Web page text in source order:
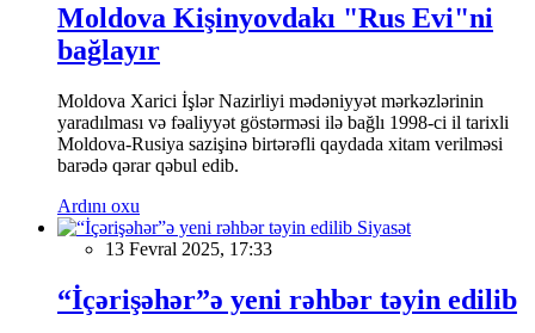
Moldova Kişinyovdakı "Rus Evi"ni
bağlayır
Moldova Xarici İşlər Nazirliyi mədəniyyət mərkəzlərinin
yaradılması və fəaliyyət göstərməsi ilə bağlı 1998-ci il tarixli
Moldova-Rusiya sazişinə birtərəfli qaydada xitam verilməsi
barədə qərar qəbul edib.
Ardını oxu
Siyasət
13 Fevral 2025, 17:33
“İçərişəhər”ə yeni rəhbər təyin edilib